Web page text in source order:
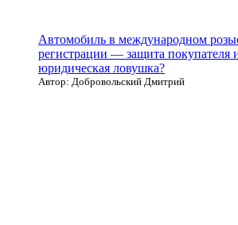
Автомобиль в международном
регистрации — защита покупателя
юридическая ловушка?
Автор: Добровольский Дмитрий